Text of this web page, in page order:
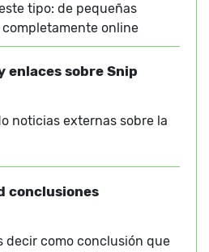
tipo: de pequeñas
online
enlaces sobre Snip
noticias externas sobre la
conclusiones
decir como conclusión que